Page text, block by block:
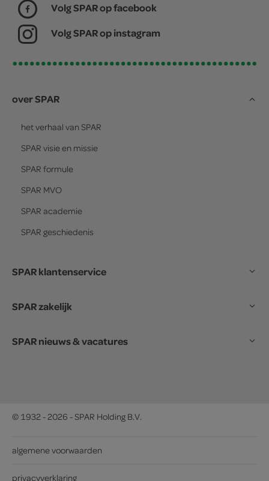
Volg SPAR op facebook
Volg SPAR op instagram
over SPAR
het verhaal van SPAR
SPAR visie en missie
SPAR formule
SPAR MVO
SPAR academie
SPAR geschiedenis
SPAR klantenservice
SPAR zakelijk
SPAR nieuws & vacatures
© 1932 - 2026 - SPAR Holding B.V.
algemene voorwaarden
privacyverklaring